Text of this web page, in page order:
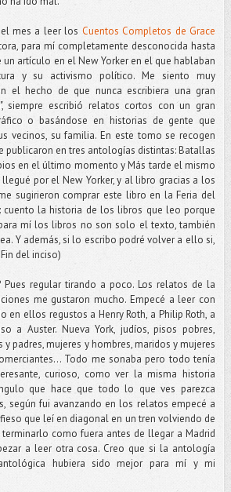
mes a leer los Cuentos Completos de Grace
para mí completamente desconocida hasta
un artículo en el New Yorker en el que hablaban
y su activismo político. Me siento muy
el hecho de que nunca escribiera una gran
siempre escribió relatos cortos con un gran
o basándose en historias de gente que
vecinos, su familia. En este tomo se recogen
publicaron en tres antologías distintas: Batallas
en el último momento y Más tarde el mismo
por el New Yorker, y al libro gracias a los
sugirieron comprar este libro en la Feria del
cuento la historia de los libros que leo porque
mí los libros no son solo el texto, también
Y además, si lo escribo podré volver a ello si,
del inciso)
Pues regular tirando a poco. Los relatos de la
me gustaron mucho. Empecé a leer con
en ellos regustos a Henry Roth, a Philip Roth, a
a Auster. Nueva York, judíos, pisos pobres,
y padres, mujeres y hombres, maridos y mujeres
Todo me sonaba pero todo tenía
curioso, como ver la misma historia
que hace que todo lo que ves parezca
según fui avanzando en los relatos empecé a
que leí en diagonal en un tren volviendo de
terminarlo como fuera antes de llegar a Madrid
a leer otra cosa. Creo que si la antología
hubiera sido mejor para mí y mi